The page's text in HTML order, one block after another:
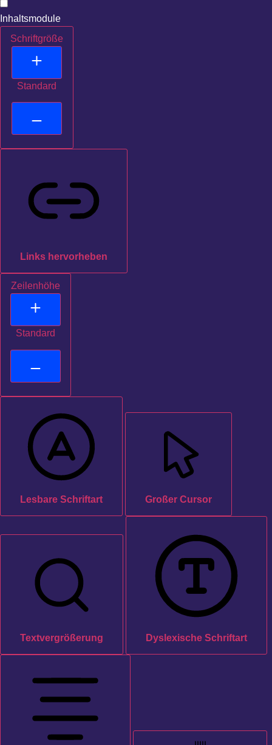
Inhaltsmodule
Schriftgröße
Standard
Links hervorheben
Zeilenhöhe
Standard
Lesbare Schriftart Großer Cursor
Textvergrößerung Dyslexische Schriftart